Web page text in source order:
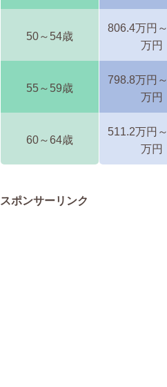
50～54歳
806.4万円
万円
55～59歳
798.8万円
万円
60～64歳
511.2万円
万円
スポンサーリンク